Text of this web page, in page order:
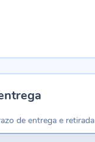
de entrega e retirada